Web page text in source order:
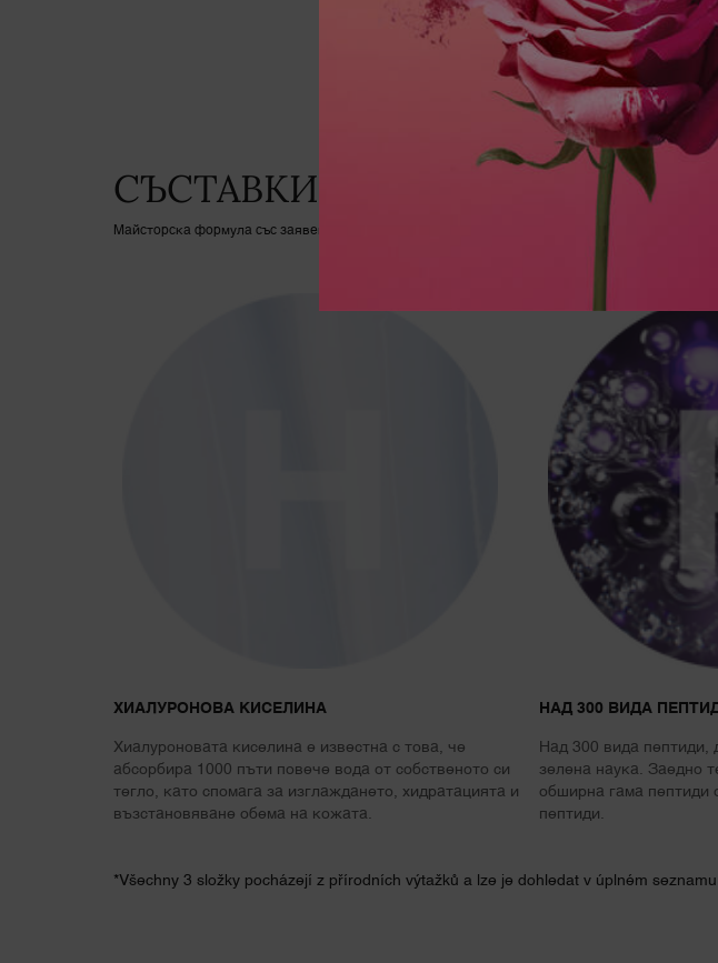
СЪСТАВКИ
Майсторска формула със заявен патент, нова концентрация на хиалуронова киселина, 300
ХИАЛУРОНОВА КИСЕЛИНА
Хиалуроновата киселина е известна с това, че
абсорбира 1000 пъти повече вода от собственото си
тегло, като спомага за изглаждането, хидратацията и
възстановяване обема на кожата.
НАД 300 ВИДА
Над 300 вида пептиди,
зелена наука. Заедно
обширна гама пептиди
пептиди.
*Všechny 3 složky pocházejí z přírodních výtažků a lze je dohledat v úplném